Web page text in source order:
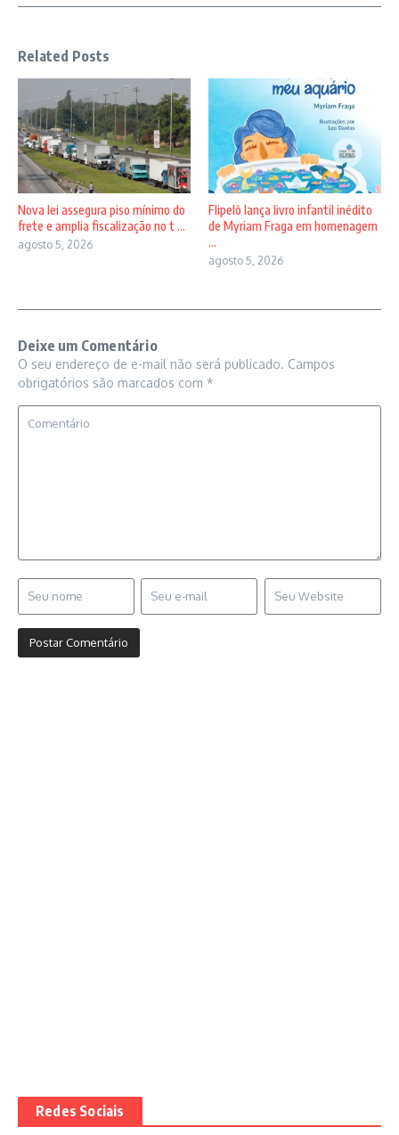
Related Posts
Nova lei assegura piso mínimo do
frete e amplia fiscalização no t ...
agosto 5, 2026
Flipelô lança livro infantil inédito
de Myriam Fraga em homenagem
...
agosto 5, 2026
Deixe um Comentário
O seu endereço de e-mail não será publicado. Campos
obrigatórios são marcados com *
Redes Sociais